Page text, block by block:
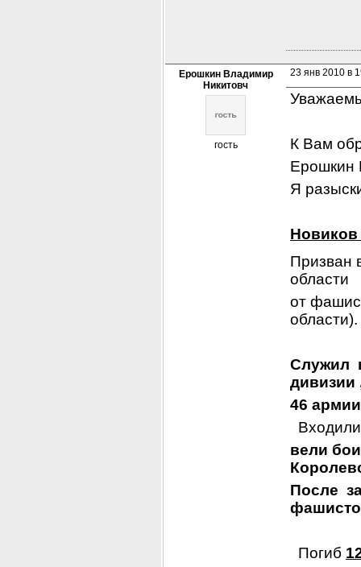
Ерошкин Владимир
Никитовч
гость
23 янв 2010 в
К Вам
Ерошкин
Я
Новиков
Призван
области
от
области).
Служил
дивизии
46
вели
После
Погиб